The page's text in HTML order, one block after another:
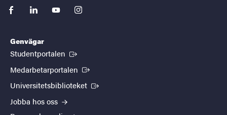
facebooklinkedinyoutubeinstagram
Genvägar
Studentportalen (Extern länk)
Medarbetarportalen (Extern länk)
Universitetsbiblioteket (Extern länk)
Jobba hos oss